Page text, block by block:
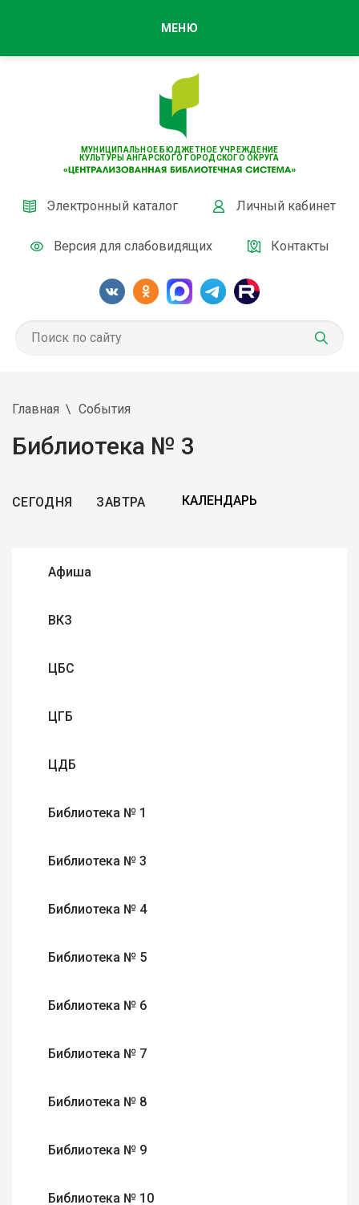
МУНИЦИПАЛЬНОЕ БЮДЖЕТНОЕ УЧРЕЖДЕНИЕ
КУЛЬТУРЫ АНГАРСКОГО ГОРОДСКОГО ОКРУГА
Электронный каталог Личный кабинет
Версия для слабовидящих Контакты
МЕНЮ
Главная События
Библиотека № 3
СЕГОДНЯ ЗАВТРА
Афиша
ВКЗ
ЦБС
ЦГБ
ЦДБ
Библиотека № 1
Библиотека № 3
Библиотека № 4
Библиотека № 5
Библиотека № 6
Библиотека № 7
Библиотека № 8
Библиотека № 9
Библиотека № 10